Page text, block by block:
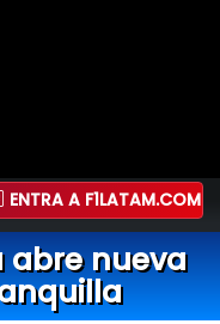
ENTRA A F1LATAM.COM
abre nueva